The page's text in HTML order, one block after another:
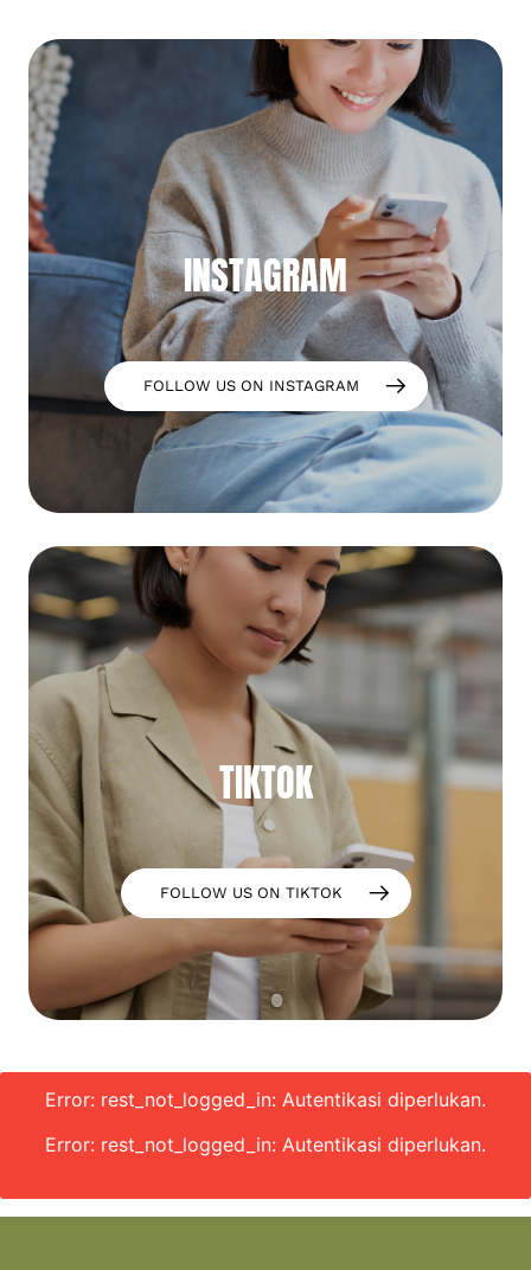
INSTAGRAM
FOLLOW US ON INSTAGRAM
TIKTOK
FOLLOW US ON TIKTOK
Error: rest_not_logged_in: Autentikasi diperlukan.
Error: rest_not_logged_in: Autentikasi diperlukan.